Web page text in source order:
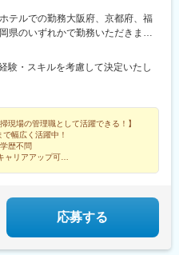
テルでの勤務大阪府、京都府、福
県のいずれかで勤務いただきま
策あり：オフィス内分煙
験・スキルを考慮して決定いたし
現場の管理職として活躍できる！】
幅広く活躍中！
歴不問
リアアップ可
応募する